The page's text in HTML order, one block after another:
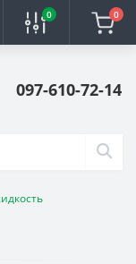
0 0
097-610-72-14